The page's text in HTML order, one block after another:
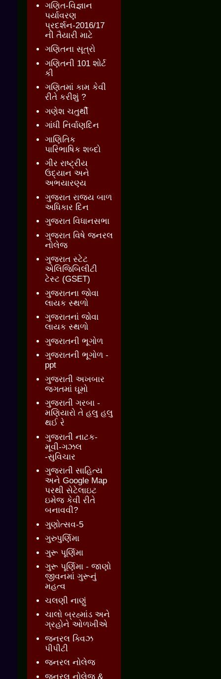
ગણિત-વિજ્ઞાન
પર્યાવરણ
પ્રદર્શન-2016/17
ની તૈયારી માટે
ગણિતના સૂત્રો
ગણિતની 101 શોર્ટ
કી
ગણિતમાં કામ કેવી
રીતે કરીશું ?
ગણેશ ચતુર્થી
ગાંધી નિર્વાણદિન
ગાણિતિક
પારિભાષિક શબ્દો
ગીર રાષ્ટ્રીય
ઉદ્યાન અને
અભયારણ્ય
ગુજરાત રાજ્ય બાળ
અધિકાર દિન
ગુજરાત વિધાનસભા
ગુજરાત વિષે જનરલ
નોલેજ
ગુજરાત સ્ટેટ
એલિજિબિલીટી
ટેસ્ટ (GSET)
ગુજરાતના જોવા
લાયક સ્થળો
ગુજરાતનાં જોવા
લાયક સ્થળો
ગુજરાતની ભૂગોળ
ગુજરાતની ભૂગોળ -
ppt
ગુજરાતી અખબાર
જગતમાં ઘૂમો
ગુજરાતી ગરબા -
મણિયારો તે હલુ હલુ
થઈ રે
ગુજરાતી નાટક-
મૂવી-ગઝલ
-સુવિચાર
ગુજરાતી સાહિત્ય
અને Google Map
પરથી સેટેલાઇટ
ઇમેજ કેવી રીતે
બનાવવી?
ગુણોત્સવ-5
ગુરુપુર્ણિમા
ગુરૂ પૂર્ણિમા
ગુરૂ પૂર્ણિમા - જાણો
જીવનમાં ગુરૂનું
મહત્વ
ચલણી નાણું
ચાલો બ્રહ્માંડ અને
ગ્રહોને ઓળખીએ
જનરલ ક્વિઝ
પીપીટી
જનરલ નોલેજ
જનરલ નોલેજ &